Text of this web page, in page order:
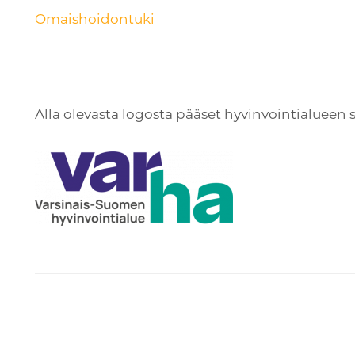
Omaishoidontuki
Alla olevasta logosta pääset hyvinvointialueen